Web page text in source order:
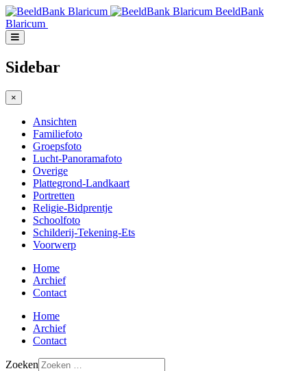
BeeldBank
Blaricum
Sidebar
×
Ansichten
Familiefoto
Groepsfoto
Lucht-Panoramafoto
Overige
Plattegrond-Landkaart
Portretten
Religie-Bidprentje
Schoolfoto
Schilderij-Tekening-Ets
Voorwerp
Home
Archief
Contact
Home
Archief
Contact
Zoeken